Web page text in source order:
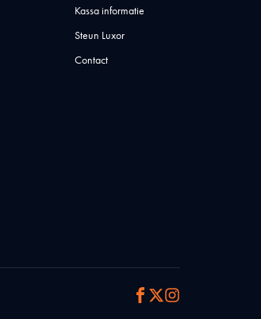
Kassa informatie
Steun Luxor
Contact